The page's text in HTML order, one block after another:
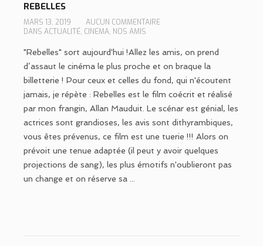
REBELLES
MARS 13, 2019
AUCUN COMMENTAIRE
DANS ACTUALITÉ, CINEMA, NOS AMIS
"Rebelles" sort aujourd'hui !Allez les amis, on prend
d’assaut le cinéma le plus proche et on braque la
billetterie ! Pour ceux et celles du fond, qui n'écoutent
jamais, je répète : Rebelles est le film coécrit et réalisé
par mon frangin, Allan Mauduit. Le scénar est génial, les
actrices sont grandioses, les avis sont dithyrambiques,
vous êtes prévenus, ce film est une tuerie !!! Alors on
prévoit une tenue adaptée (il peut y avoir quelques
projections de sang), les plus émotifs n'oublieront pas
un change et on réserve sa ...